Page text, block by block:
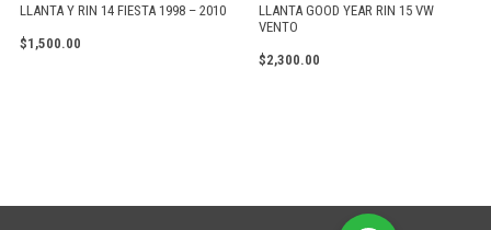
LLANTA Y RIN 14 FIESTA 1998 – 2010
$1,500.00
LLANTA GOOD YEAR RIN 15 VW
VENTO
$2,300.00